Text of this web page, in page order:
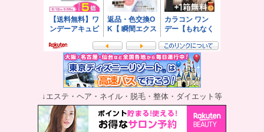
↓エステ・ヘア・ネイル・脱毛・整体・ダイエット等